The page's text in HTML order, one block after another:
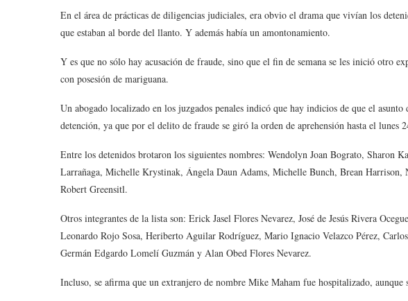
En el área de prácticas de diligencias judiciales, era obvio el drama que vivían los
que estaban al borde del llanto. Y además había un amontonamiento.
Y es que no sólo hay acusación de fraude, sino que el fin de semana se les inició otro
con posesión de mariguana.
Un abogado localizado en los juzgados penales indicó que hay indicios de que el
detención, ya que por el delito de fraude se giró la orden de aprehensión hasta el lunes
Entre los detenidos brotaron los siguientes nombres: Wendolyn Joan Bograto, Sharon
Larrañaga, Michelle Krystinak, Ángela Daun Adams, Michelle Bunch, Brean Harrison,
Robert Greensitl.
Otros integrantes de la lista son: Erick Jasel Flores Nevarez, José de Jesús Rivera
Leonardo Rojo Sosa, Heriberto Aguilar Rodríguez, Mario Ignacio Velazco Pérez,
Germán Edgardo Lomelí Guzmán y Alan Obed Flores Nevarez.
Incluso, se afirma que un extranjero de nombre Mike Maham fue hospitalizado, aunque